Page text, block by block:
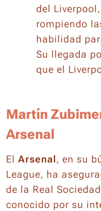
del
rompiendo
habilidad
Su llegada
que el
Martín
Arsenal
El Arsenal, en su
League, ha
de la Real
conocido por su